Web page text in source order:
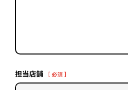
担当店舗 ［ 必須 ］